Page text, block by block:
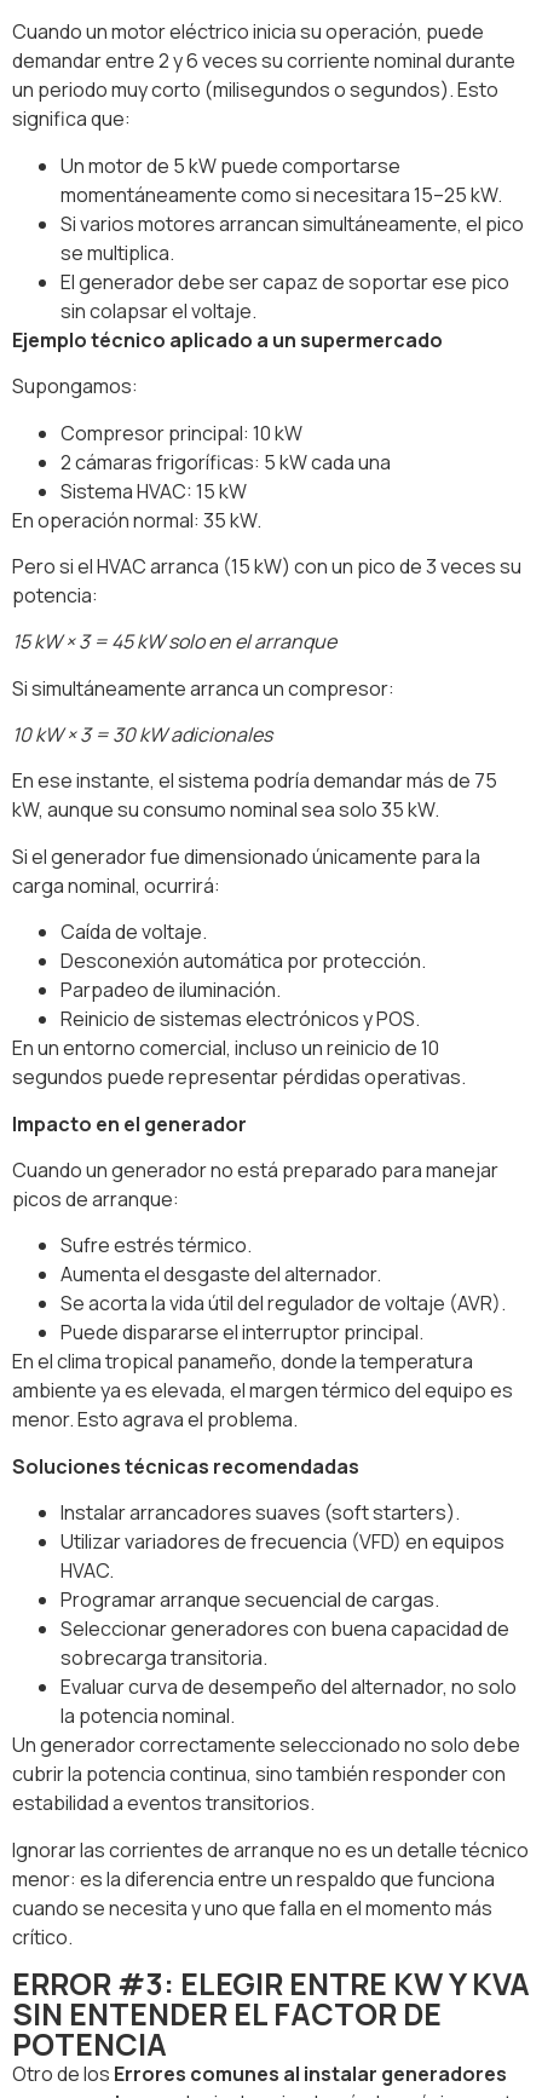
Cuando un motor eléctrico inicia su operación, puede
demandar entre 2 y 6 veces su corriente nominal durante
un periodo muy corto (milisegundos o segundos). Esto
significa que:
Un motor de 5 kW puede comportarse
momentáneamente como si necesitara 15–25 kW.
Si varios motores arrancan simultáneamente, el pico
se multiplica.
El generador debe ser capaz de soportar ese pico
sin colapsar el voltaje.
Ejemplo técnico aplicado a un supermercado
Supongamos:
Compresor principal: 10 kW
2 cámaras frigoríficas: 5 kW cada una
Sistema HVAC: 15 kW
En operación normal: 35 kW.
Pero si el HVAC arranca (15 kW) con un pico de 3 veces su
potencia:
15 kW × 3 = 45 kW solo en el arranque
Si simultáneamente arranca un compresor:
10 kW × 3 = 30 kW adicionales
En ese instante, el sistema podría demandar más de 75
kW, aunque su consumo nominal sea solo 35 kW.
Si el generador fue dimensionado únicamente para la
carga nominal, ocurrirá:
Caída de voltaje.
Desconexión automática por protección.
Parpadeo de iluminación.
Reinicio de sistemas electrónicos y POS.
En un entorno comercial, incluso un reinicio de 10
segundos puede representar pérdidas operativas.
Impacto en el generador
Cuando un generador no está preparado para manejar
picos de arranque:
Sufre estrés térmico.
Aumenta el desgaste del alternador.
Se acorta la vida útil del regulador de voltaje (AVR).
Puede dispararse el interruptor principal.
En el clima tropical panameño, donde la temperatura
ambiente ya es elevada, el margen térmico del equipo es
menor. Esto agrava el problema.
Soluciones técnicas recomendadas
Instalar arrancadores suaves (soft starters).
Utilizar variadores de frecuencia (VFD) en equipos
HVAC.
Programar arranque secuencial de cargas.
Seleccionar generadores con buena capacidad de
sobrecarga transitoria.
Evaluar curva de desempeño del alternador, no solo
la potencia nominal.
Un generador correctamente seleccionado no solo debe
cubrir la potencia continua, sino también responder con
estabilidad a eventos transitorios.
Ignorar las corrientes de arranque no es un detalle técnico
menor: es la diferencia entre un respaldo que funciona
cuando se necesita y uno que falla en el momento más
crítico.
ERROR #3: ELEGIR ENTRE KW Y KVA
SIN ENTENDER EL FACTOR DE
POTENCIA
Otro de los Errores comunes al instalar generadores